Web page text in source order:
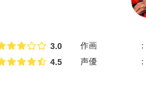
3.0 作画
4.5 声優